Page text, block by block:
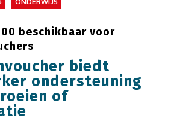
ONDERWIJS
beschikbaar voor
biedt
ondersteuning
of